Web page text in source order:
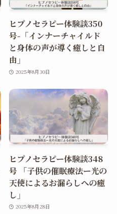
ヒプノセラピー体験談350
号-「インナーチャイルド
と身体の声が導く癒しと自
由」
2025年8月30日
ヒプノセラピー体験談348
号 「子供の催眠療法ー光の
天使によるお漏らしへの癒
し」
2025年8月28日